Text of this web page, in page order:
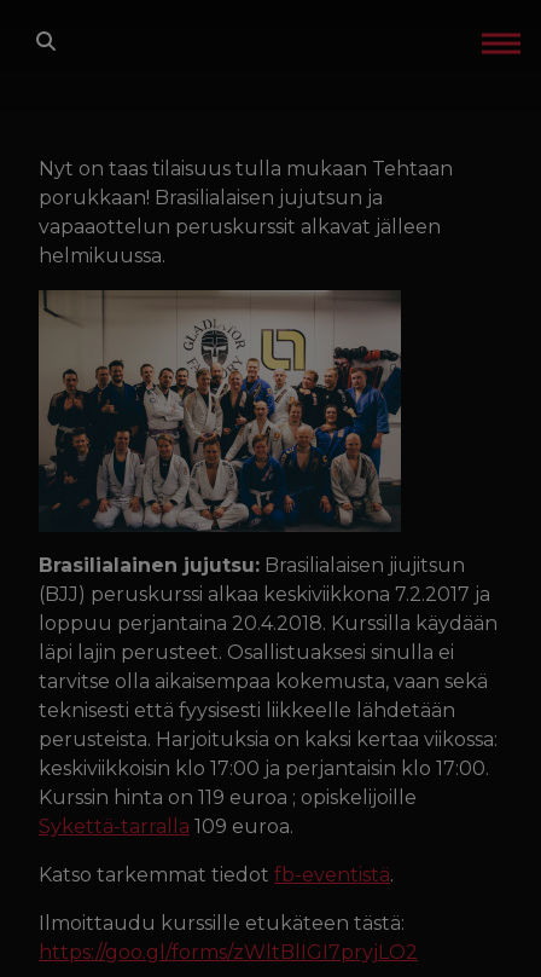
LAJIT
TREENIT
GLADIATOR FACTORY
OTA YHTEYTTÄ
IN ENGLISH
TREENIKALENTERI
Nyt on taas tilaisuus tulla mukaan Tehtaan
porukkaan! Brasilialaisen jujutsun ja
vapaaottelun peruskurssit alkavat jälleen
helmikuussa.
Brasilialainen jujutsu: Brasilialaisen jiujitsun
(BJJ) peruskurssi alkaa keskiviikkona 7.2.2017 ja
loppuu perjantaina 20.4.2018. Kurssilla käydään
läpi lajin perusteet. Osallistuaksesi sinulla ei
tarvitse olla aikaisempaa kokemusta, vaan sekä
teknisesti että fyysisesti liikkeelle lähdetään
perusteista. Harjoituksia on kaksi kertaa viikossa:
keskiviikkoisin klo 17:00 ja perjantaisin klo 17:00.
Kurssin hinta on 119 euroa ; opiskelijoille
Sykettä-tarralla 109 euroa.
Katso tarkemmat tiedot fb-eventistä.
Ilmoittaudu kurssille etukäteen tästä:
https://goo.gl/forms/zWltBlIGI7pryjLO2